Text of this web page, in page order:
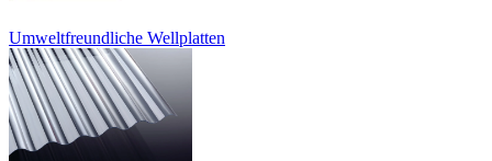
Umweltfreundliche Wellplatten